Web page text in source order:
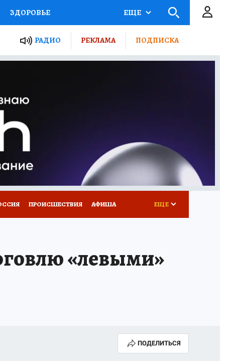
ЗДОРОВЬЕ
РОССИИ
ПУТЕВОДИТЕЛЬ
ПОТРЕБИТЕЛЯ
ЕЩЕ
РАДИО РЕКЛАМА ПОДПИСКА
ПРОИСШЕСТВИЯ АФИША ЕЩЕ
«левыми»
ПОДЕЛИТЬСЯ